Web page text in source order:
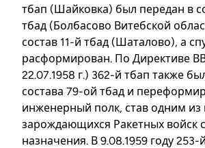
тбап (Шайковка) был передан в
тбад (Болбасово Витебской
состав 11-й тбад (Шаталово), а
расформирован. По Директиве
22.07.1958 г.) 362-й тбап также
состава 79-ой тбад и
инженерный полк, став одним из
зарождающихся Ракетных войск
назначения. В 9.08.1959 году